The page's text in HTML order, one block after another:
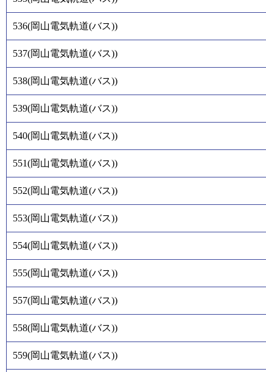
536(岡山電気軌道(バス))
537(岡山電気軌道(バス))
538(岡山電気軌道(バス))
539(岡山電気軌道(バス))
540(岡山電気軌道(バス))
551(岡山電気軌道(バス))
552(岡山電気軌道(バス))
553(岡山電気軌道(バス))
554(岡山電気軌道(バス))
555(岡山電気軌道(バス))
557(岡山電気軌道(バス))
558(岡山電気軌道(バス))
559(岡山電気軌道(バス))